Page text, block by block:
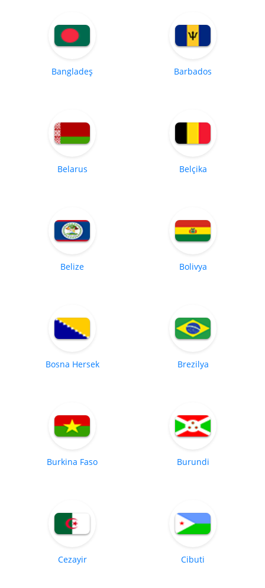
Bangladeş Barbados
Belarus Belçika
Belize Bolivya
Bosna Hersek Brezilya
Burkina Faso Burundi
Cezayir Cibuti